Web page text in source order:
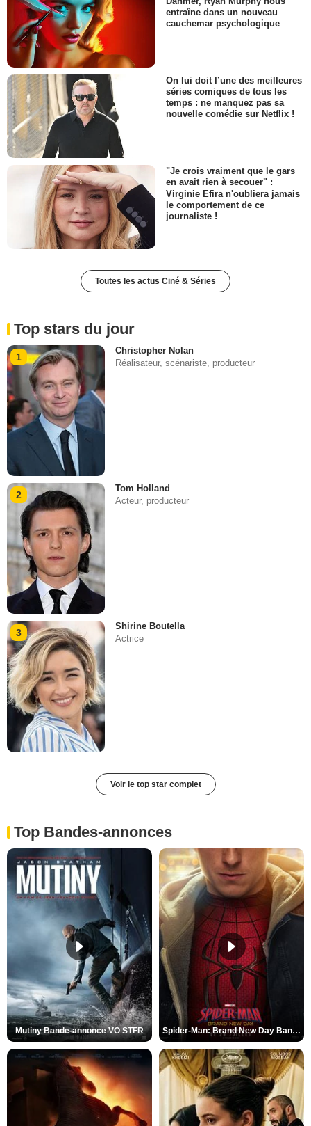
entraîne dans un nouveau
cauchemar psychologique
On lui doit l’une des meilleures
séries comiques de tous les
temps : ne manquez pas sa
nouvelle comédie sur Netflix !
"Je crois vraiment que le gars
en avait rien à secouer" :
Virginie Efira n'oubliera jamais
le comportement de ce
journaliste !
Toutes les actus Ciné & Séries
Top stars du jour
1
Christopher Nolan
Réalisateur, scénariste, producteur
2
Tom Holland
Acteur, producteur
3
Shirine Boutella
Actrice
Voir le top star complet
Top Bandes-annonces
Mutiny Bande-annonce VO STFR Spider-Man: Brand New Day Bande-annonce VO STFR